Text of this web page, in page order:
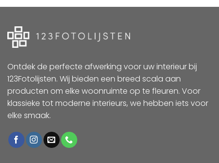
Ontdek de perfecte afwerking voor uw interieur bij
123Fotolijsten. Wij bieden een breed scala aan
producten om elke woonruimte op te fleuren. Voor
klassieke tot moderne interieurs, we hebben iets voor
elke smaak.